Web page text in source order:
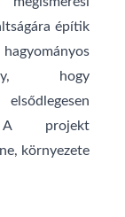
építik
hogy
A projekt
környezete